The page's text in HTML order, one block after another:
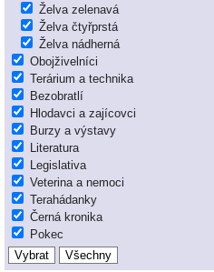
Želva zelenavá
Želva čtyřprstá
Želva nádherná
Obojživelníci
Terárium a technika
Bezobratlí
Hlodavci a zajícovci
Burzy a výstavy
Literatura
Legislativa
Veterina a nemoci
Terahádanky
Černá kronika
Pokec